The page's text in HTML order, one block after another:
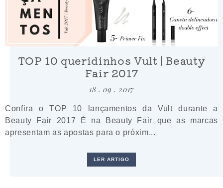
TOP 10 queridinhos Vult | Beauty
Fair 2017
18 . 09 . 2017
Confira o TOP 10 lançamentos da Vult durante a
Beauty Fair 2017 É na Beauty Fair que as marcas
apresentam as apostas para o próxim...
LER ARTIGO